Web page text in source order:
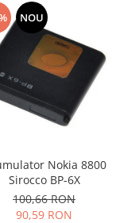
NOU
Nokia 8800
Sirocco BP-6X
100,66 RON
90,59 RON